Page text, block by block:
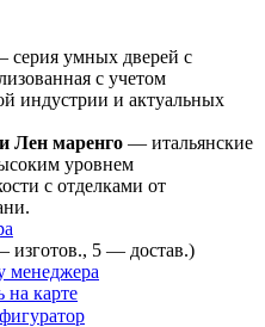
серия умных дверей с
с учетом
индустрии и актуальных
Лен маренго — итальянские
уровнем
с отделками от
изготов., 5 — достав.)
менеджера
на карте